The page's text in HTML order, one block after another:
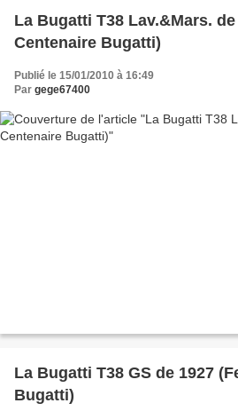
La Bugatti T38 Lav.&Mars.
Centenaire Bugatti)
Publié le 15/01/2010 à 16:49
Par gege67400
La Bugatti T38 GS de 1927
Bugatti)